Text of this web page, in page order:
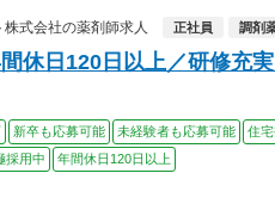
式会社の薬剤師求人
正社員 調剤
間休日120日以上／研修
新卒も応募可能 未経験者も応募可能 住
採用中 年間休日120日以上